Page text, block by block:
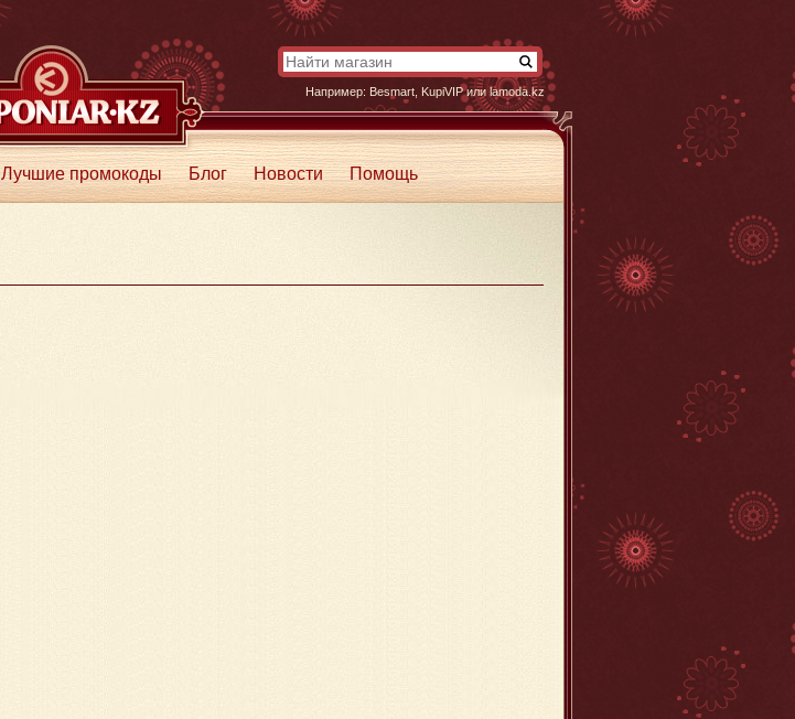
Например: Besmart KupiVIPилиlamoda.kz
Лучшие промокоды Блог Новости Помощь